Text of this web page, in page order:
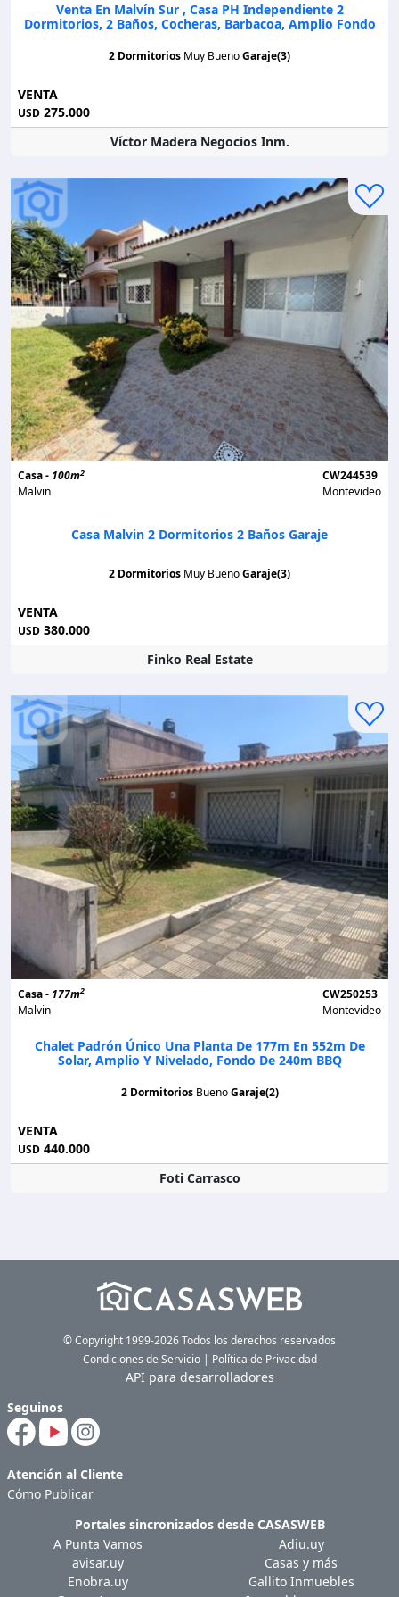
Venta En Malvín Sur , Casa PH Independiente 2
Dormitorios, 2 Baños, Cocheras, Barbacoa, Amplio Fondo
2 Dormitorios Muy BuenoGaraje(3)
VENTA
USD 275.000
Víctor Madera Negocios Inm.
Casa - 100m2
Malvin
CW244539
Montevideo
Casa Malvin 2 Dormitorios 2 Baños Garaje
2 Dormitorios Muy BuenoGaraje(3)
VENTA
USD 380.000
Finko Real Estate
Casa - 177m2
Malvin
CW250253
Montevideo
Chalet Padrón Único Una Planta De 177m En 552m De
Solar, Amplio Y Nivelado, Fondo De 240m BBQ
2 Dormitorios BuenoGaraje(2)
VENTA
USD 440.000
Foti Carrasco
Seguinos
Atención al Cliente
Cómo Publicar
© Copyright 1999-2026 Todos los derechos reservados
Condiciones de Servicio| Política de Privacidad
API para desarrolladores
Portales sincronizados desde CASASWEB
A Punta Vamos
Adiu.uy
avisar.uy
Casas y más
Enobra.uy
Gallito Inmuebles